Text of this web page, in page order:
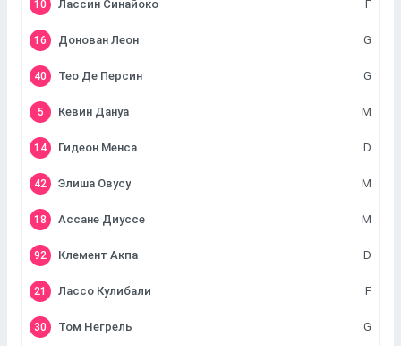
10 Лассин Синайоко F
16 Донован Леон G
40 Тео Де Персин G
5 Кевин Дануа M
14 Гидеон Менса D
42 Элиша Овусу M
18 Ассане Диуссе M
92 Клемент Акпа D
21 Лассо Кулибали F
30 Том Негрель G